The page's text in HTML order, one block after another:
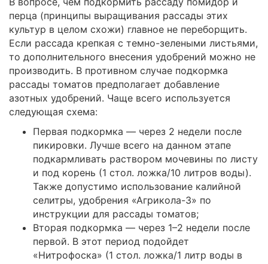
перца (принципы выращивания рассады этих
культур в целом схожи) главное не переборщить.
Если рассада крепкая с темно-зелеными листьями,
то дополнительного внесения удобрений можно не
производить. В противном случае подкормка
рассады томатов предполагает добавление
азотных удобрений. Чаще всего используется
следующая схема:
Первая подкормка — через 2 недели после
пикировки. Лучше всего на данном этапе
подкармливать раствором мочевины по листу
и под корень (1 стол. ложка/10 литров воды).
Также допустимо использование калийной
селитры, удобрения «Агрикола-3» по
инструкции для рассады томатов;
Вторая подкормка — через 1–2 недели после
первой. В этот период подойдет
«Нитрофоска» (1 стол. ложка/1 литр воды в